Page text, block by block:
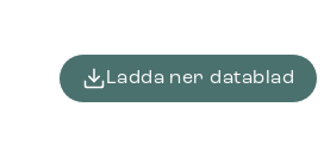
Ladda ner datablad